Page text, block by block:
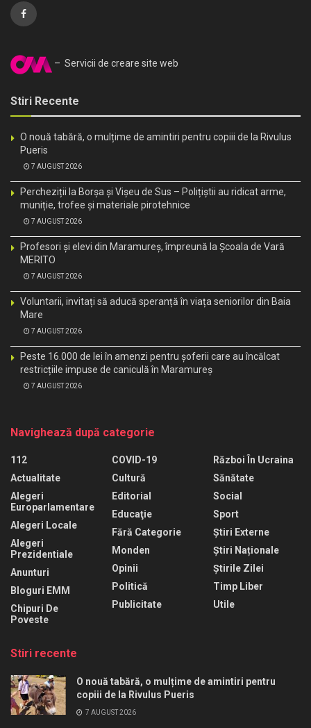
– Servicii de creare site web
Stiri Recente
O nouă tabără, o mulțime de amintiri pentru copiii de la Rivulus
Pueris
7 AUGUST 2026
Percheziții la Borșa și Vișeu de Sus – Polițiștii au ridicat arme,
muniție, trofee și materiale pirotehnice
7 AUGUST 2026
Profesori și elevi din Maramureș, împreună la Școala de Vară
MERITO
7 AUGUST 2026
Voluntarii, invitați să aducă speranță în viața seniorilor din Baia
Mare
7 AUGUST 2026
Peste 16.000 de lei în amenzi pentru șoferii care au încălcat
restricțiile impuse de caniculă în Maramureș
7 AUGUST 2026
Navighează după categorie
112
Actualitate
Alegeri
Europarlamentare
Alegeri Locale
Alegeri
Prezidentiale
Anunturi
Bloguri EMM
Chipuri De
Poveste
COVID-19
Cultură
Editorial
Educaţie
Fără Categorie
Monden
Opinii
Politică
Publicitate
Război În Ucraina
Sănătate
Social
Sport
Știri Externe
Știri Naționale
Știrile Zilei
Timp Liber
Utile
Stiri recente
O nouă tabără, o mulțime de amintiri pentru
copiii de la Rivulus Pueris
7 AUGUST 2026